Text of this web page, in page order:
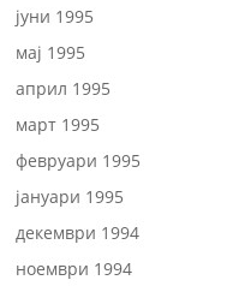
јуни 1995
мај 1995
април 1995
март 1995
февруари 1995
јануари 1995
декември 1994
ноември 1994